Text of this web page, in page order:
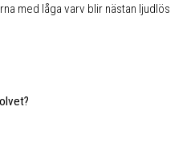
med låga varv blir nästan ljudlös